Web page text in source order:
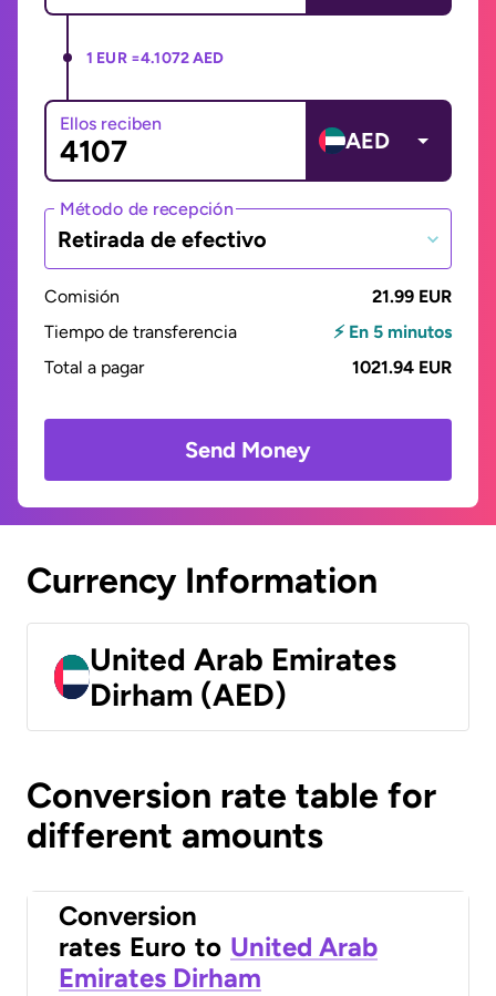
1 EUR =4.1072 AED
Ellos reciben
AED
Método de recepción
Retirada de efectivo
Comisión
21.99 EUR
Tiempo de transferencia
⚡ En 5 minutos
Total a pagar
1021.94 EUR
Send Money
Currency Information
United Arab Emirates
Dirham (AED)
Conversion rate table for
different amounts
Conversion
rates Euro to United Arab
Emirates Dirham